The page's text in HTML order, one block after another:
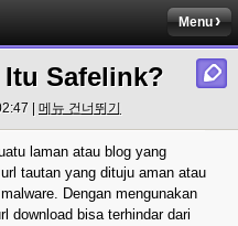
Menu
Itu Safelink?
| 메뉴 건너뛰기
laman atau blog yang
tautan yang dituju aman atau
Dengan mengunakan
download bisa terhindar dari